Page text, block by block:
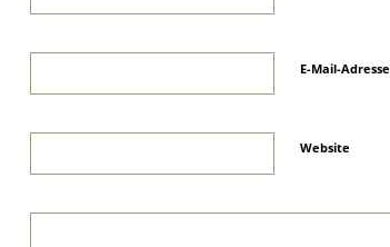
E-Mail-Adresse
Website